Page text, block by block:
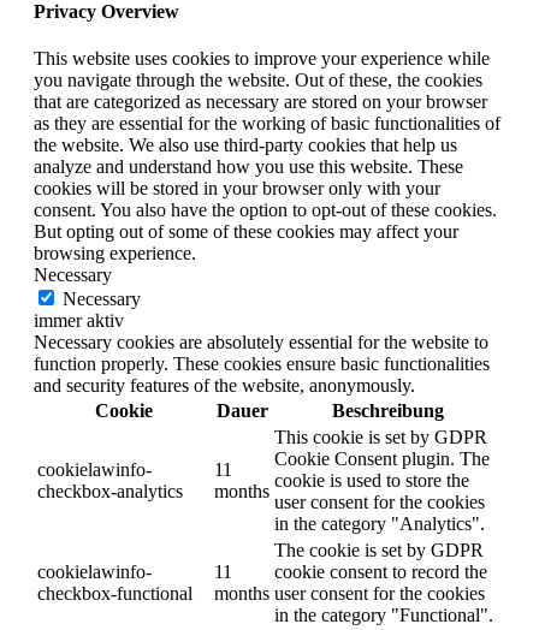
Privacy Overview
This website uses cookies to improve your experience while
you navigate through the website. Out of these, the cookies
that are categorized as necessary are stored on your browser
as they are essential for the working of basic functionalities of
the website. We also use third-party cookies that help us
analyze and understand how you use this website. These
cookies will be stored in your browser only with your
consent. You also have the option to opt-out of these cookies.
But opting out of some of these cookies may affect your
browsing experience.
Necessary
Necessary
immer aktiv
Necessary cookies are absolutely essential for the website to
function properly. These cookies ensure basic functionalities
and security features of the website, anonymously.
Cookie
Dauer Beschreibung
cookielawinfo-
checkbox-analytics
11
months
This cookie is set by GDPR
Cookie Consent plugin. The
cookie is used to store the
user consent for the cookies
in the category "Analytics".
cookielawinfo-
checkbox-functional
11
months
The cookie is set by GDPR
cookie consent to record the
user consent for the cookies
in the category "Functional".